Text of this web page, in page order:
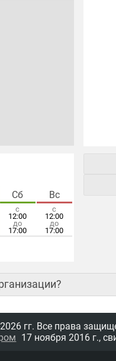
Сб
с
12:00
до
17:00
Вс
с
12:00
до
17:00
гг. Все права
17 ноября 2016 г.,